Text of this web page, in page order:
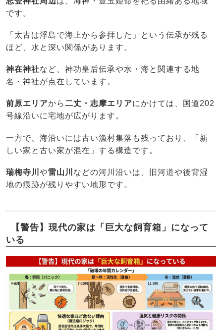
です。
「太古は浮島で海上から参拝した」という伝承が残る
ほど、水と深い関係があります。
神在神社など、神功皇后伝承や水・海と関連する地
名・神社が点在しています。
前原エリアから二丈・志摩エリアにかけては、国道202
号線沿いに宅地が広がります。
一方で、海沿いには古い漁村集落も残っており、「新
しい家と古い家が混在」する構造です。
瑞梅寺川 や雷山川 などの河川沿いは、旧河道や後背湿
地の痕跡が残りやすい地形です。
【警告】現代の家は「巨大な飼育箱」になって
いる